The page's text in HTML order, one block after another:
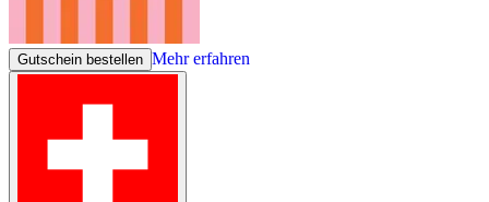
Gutschein bestellen Mehr erfahren